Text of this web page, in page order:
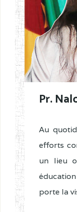
Pr.
Au
efforts
un lieu
porte la